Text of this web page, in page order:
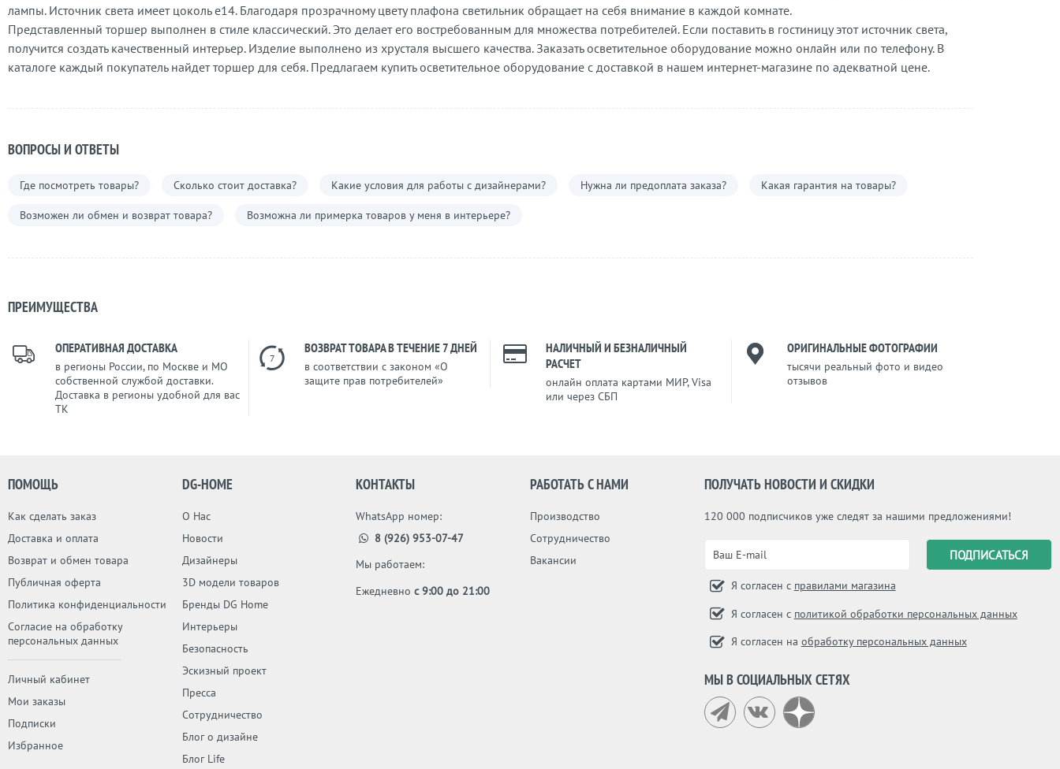
лампы. Источник света имеет цоколь e14. Благодаря прозрачному цвету плафона светильник обращает на себя внимание в каждой комнате.
Представленный торшер выполнен в стиле классический. Это делает его востребованным для множества потребителей. Если поставить в гостиницу этот источник света,
получится создать качественный интерьер. Изделие выполнено из хрусталя высшего качества. Заказать осветительное оборудование можно онлайн или по телефону. В
каталоге каждый покупатель найдет торшер для себя. Предлагаем купить осветительное оборудование с доставкой в нашем интернет-магазине по адекватной цене.
ВОПРОСЫ И ОТВЕТЫ
Где посмотреть товары? Сколько стоит доставка? Какие условия для работы с дизайнерами? Нужна ли предоплата заказа? Какая гарантия на товары?
Возможен ли обмен и возврат товара? Возможна ли примерка товаров у меня в интерьере?
ПРЕИМУЩЕСТВА
ОПЕРАТИВНАЯ ДОСТАВКА
в регионы России, по Москве и МО
собственной службой доставки.
Доставка в регионы удобной для вас
ТК
7
ВОЗВРАТ ТОВАРА В ТЕЧЕНИЕ 7 ДНЕЙ
в соответствии с законом «О
защите прав потребителей»
НАЛИЧНЫЙ И БЕЗНАЛИЧНЫЙ
РАСЧЕТ
онлайн оплата картами МИР, Visa
или через СБП
ОРИГИНАЛЬНЫЕ ФОТОГРАФИИ
тысячи реальный фото и видео
отзывов
ПОЛУЧАТЬ НОВОСТИ И СКИДКИ
120 000 подписчиков уже следят за нашими предложениями!
Я согласен с правилами магазина
Я согласен с политикой обработки персональных данных
Я согласен на обработку персональных данных
МЫ В СОЦИАЛЬНЫХ СЕТЯХ
ПОМОЩЬ
Как сделать заказ
Доставка и оплата
Возврат и обмен товара
Публичная оферта
Политика конфиденциальности
Согласие на обработку
персональных данных
Личный кабинет
Мои заказы
Подписки
Избранное
DG-HOME
О Нас
Новости
Дизайнеры
3D модели товаров
Бренды DG Home
Интерьеры
Безопасность
Эскизный проект
Пресса
Сотрудничество
Блог о дизайне
Блог Life
КОНТАКТЫ
WhatsApp номер:
8 (926) 953-07-47
Мы работаем:
Ежедневнос 9:00 до 21:00
РАБОТАТЬ С НАМИ
Производство
Сотрудничество
Вакансии